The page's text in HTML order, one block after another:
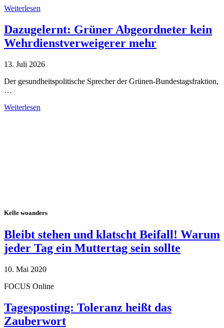
Weiterlesen
Dazugelernt: Grüner Abgeordneter kein
Wehrdienstverweigerer mehr
13. Juli 2026
Der gesundheitspolitische Sprecher der Grünen-Bundestagsfraktion,
…
Weiterlesen
Kelle woanders
Bleibt stehen und klatscht Beifall! Warum
jeder Tag ein Muttertag sein sollte
10. Mai 2020
FOCUS Online
Tagesposting: Toleranz heißt das
Zauberwort